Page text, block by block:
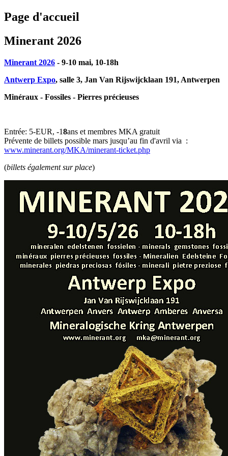
Page d'accueil
Minerant 2026
Minerant 2026 - 9-10 mai, 10-18h
Antwerp Expo, salle 3, Jan Van Rijswijcklaan 191, Antwerpen
Minéraux - Fossiles - Pierres précieuses
Entrée: 5-EUR, -18ans et membres MKA gratuit
Prévente de billets possible mars jusqu’au fin d'avril via :
www.minerant.org/MKA/minerant-ticket.php
(billets également sur place)